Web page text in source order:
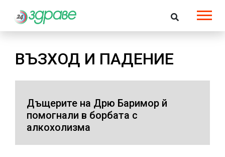
ВЪЗХОД И ПАДЕНИЕ
Дъщерите на Дрю Баримор й
помогнали в борбата с
алкохолизма